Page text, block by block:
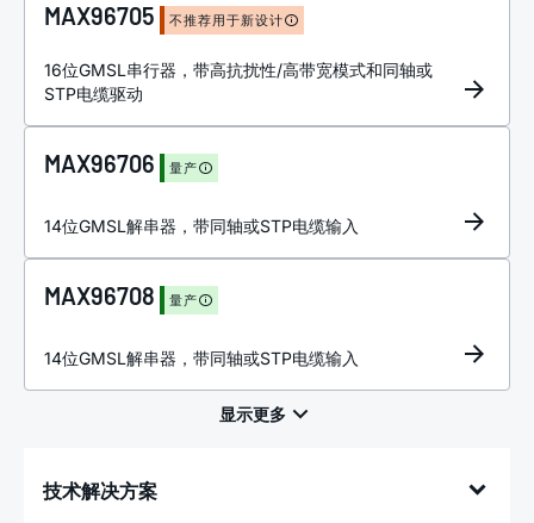
MAX96705 不推荐用于新设计
16位GMSL串行器，带高抗扰性/高带宽模式和同轴或
STP电缆驱动
MAX96706 量产
14位GMSL解串器，带同轴或STP电缆输入
MAX96708 量产
14位GMSL解串器，带同轴或STP电缆输入
技术解决方案